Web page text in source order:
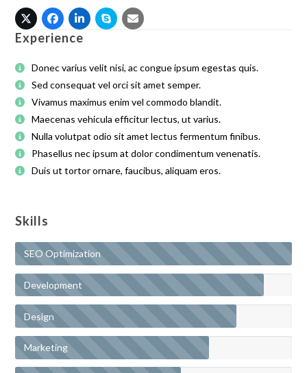
X FacebookLinkedinSkypeEmail
Experience
Donec varius velit nisi, ac congue ipsum egestas quis.
Sed consequat vel orci sit amet semper.
Vivamus maximus enim vel commodo blandit.
Maecenas vehicula efficitur lectus, ut varius.
Nulla volutpat odio sit amet lectus fermentum finibus.
Phasellus nec ipsum at dolor condimentum venenatis.
Duis ut tortor ornare, faucibus, aliquam eros.
Skills
SEO Optimization
Development
Design
Marketing